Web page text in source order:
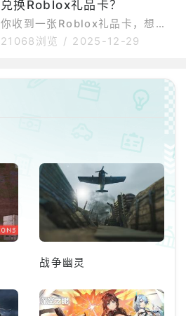
户，比较简单的解决方法是通过O
urPlay下载安装并运行Roblo
现速度慢、连接失败或中断。其次
是谷歌环境依赖，部分安卓设备若
未安装GooglePlay服务，可能无
法正常下载、更新或启动游戏。再
部分用户在应用商店内无法直接搜
索到游戏。如果选择APK手动安
装，还需要开启未知来源应用权
兑换Roblox礼品卡？
你收到一张Roblox礼品卡，想把
里面的钱充值到你的账户吗？好消
还是电脑上兑换Robux。以下是所
有关于如何将Robux充值到账户的
信息，方便你随时查看。如何兑换
Roblox礼品卡首先，你无法在手
机上兑换Roblox礼品卡；你必须
在电脑或笔记本电脑上操作。要兑
换礼品卡，你需要按照以下步骤操
作：访问此网站。如果你已有账
户，请登录。如果没有账
21068浏览 / 2025-12-29
战争幽灵